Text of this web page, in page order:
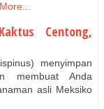
Centong,
menyimpan
membuat Anda
asli Meksiko